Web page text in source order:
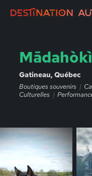
Gatineau, Québec
Boutiques souvenirs
Culturelles